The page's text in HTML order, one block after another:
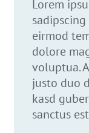
Lorem
eirmod
dolore
voluptua.
justo duo
kasd
sanctus